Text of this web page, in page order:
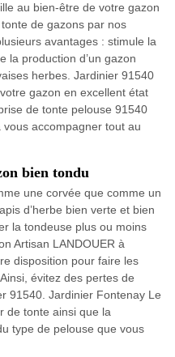
au bien-être de votre gazon
de gazons par nos
avantages : stimule la
la production d’un gazon
herbes. Jardinier 91540
gazon en excellent état
de tonte pelouse 91540
accompagner tout au
bien tondu
une corvée que comme un
d’herbe bien verte et bien
la tondeuse plus ou moins
Artisan LANDOUER à
disposition pour faire les
évitez des pertes de
91540. Jardinier Fontenay Le
de tonte ainsi que la
type de pelouse que vous